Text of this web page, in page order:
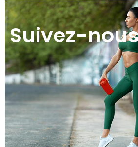
Suivez-